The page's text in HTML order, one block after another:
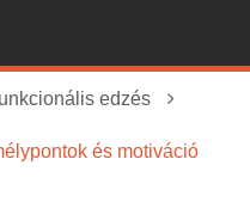
edzés
és motiváció